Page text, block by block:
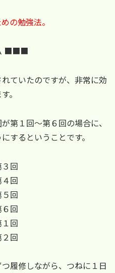
の勉強法。
■■■
ていたのですが、非常に効
。
第１回～第６回の場合に、
するということです。
回
回
回
回
回
回
履修しながら、つねに１日